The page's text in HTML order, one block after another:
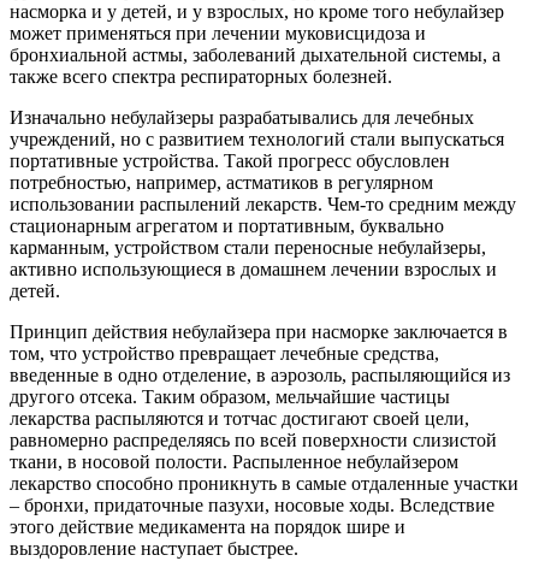
насморка и у детей, и у взрослых, но кроме того небулайзер
может применяться при лечении муковисцидоза и
бронхиальной астмы, заболеваний дыхательной системы, а
также всего спектра респираторных болезней.
Изначально небулайзеры разрабатывались для лечебных
учреждений, но с развитием технологий стали выпускаться
портативные устройства. Такой прогресс обусловлен
потребностью, например, астматиков в регулярном
использовании распылений лекарств. Чем-то средним между
стационарным агрегатом и портативным, буквально
карманным, устройством стали переносные небулайзеры,
активно использующиеся в домашнем лечении взрослых и
детей.
Принцип действия небулайзера при насморке заключается в
том, что устройство превращает лечебные средства,
введенные в одно отделение, в аэрозоль, распыляющийся из
другого отсека. Таким образом, мельчайшие частицы
лекарства распыляются и тотчас достигают своей цели,
равномерно распределяясь по всей поверхности слизистой
ткани, в носовой полости. Распыленное небулайзером
лекарство способно проникнуть в самые отдаленные участки
– бронхи, придаточные пазухи, носовые ходы. Вследствие
этого действие медикамента на порядок шире и
выздоровление наступает быстрее.